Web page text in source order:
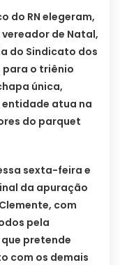
do RN elegeram,
de Natal,
do Sindicato dos
para o triênio
única,
atua na
do parquet
sexta-feira e
da apuração
com
pela
pretende
com os demais